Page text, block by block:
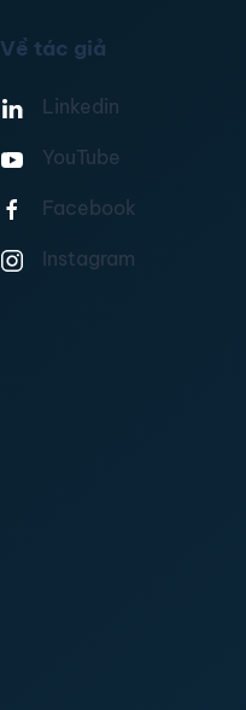
Về tác giả
Linkedin
YouTube
Facebook
Instagram